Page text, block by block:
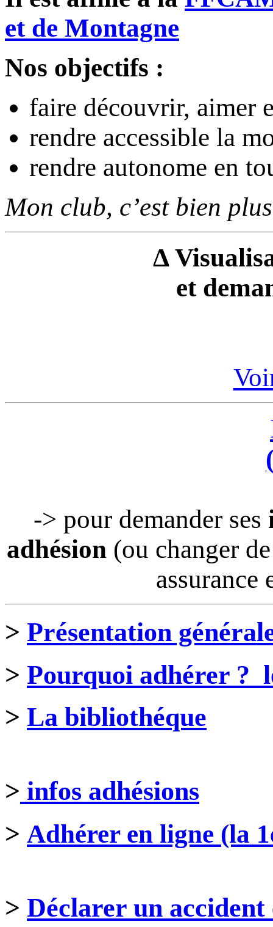
et de Montagne
Nos objectifs :
faire découvrir, aimer
rendre accessible la
rendre autonome en
Mon club, c’est bien
Δ
et
-> pour demander ses
adhésion(ou changer
assurance
> Présentation
> Pourquoi adhérer ?
> La bibliothéque
> infos adhésions
> Adhérer en ligne (la
> Déclarer un accident